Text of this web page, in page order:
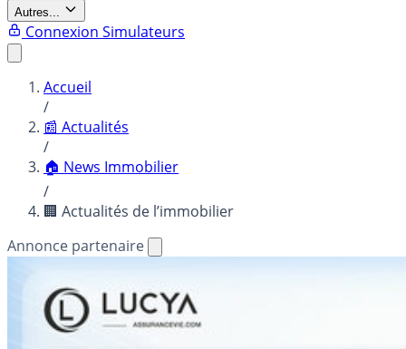
Autres...
Connexion Simulateurs
Accueil
/
📰 Actualités
/
🏠 News Immobilier
/
🏢 Actualités de l’immobilier
Annonce partenaire